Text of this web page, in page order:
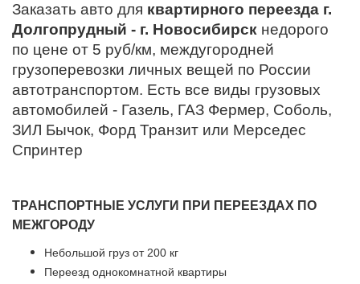
Заказать авто для квартирного переезда г.
Долгопрудный - г. Новосибирск недорого
по цене от 5 руб/км, междугородней
грузоперевозки личных вещей по России
автотранспортом. Есть все виды грузовых
автомобилей - Газель, ГАЗ Фермер, Соболь,
ЗИЛ Бычок, Форд Транзит или Мерседес
Спринтер
ТРАНСПОРТНЫЕ УСЛУГИ ПРИ ПЕРЕЕЗДАХ ПО
МЕЖГОРОДУ
Небольшой груз от 200 кг
Переезд однокомнатной квартиры